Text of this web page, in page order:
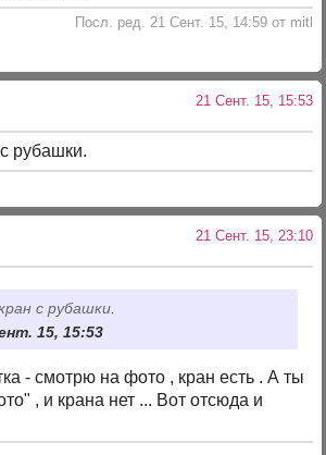
Посл. ред. 21 Сент. 15, 14:59 от mitl
21 Сент. 15, 15:53
рубашки.
21 Сент. 15, 23:10
с рубашки.
15, 15:53
- смотрю на фото , кран есть . А ты
, и крана нет ... Вот отсюда и